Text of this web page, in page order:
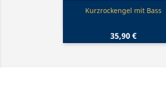
Vorschau
Kurzrockengel mit Bass
35,90 €